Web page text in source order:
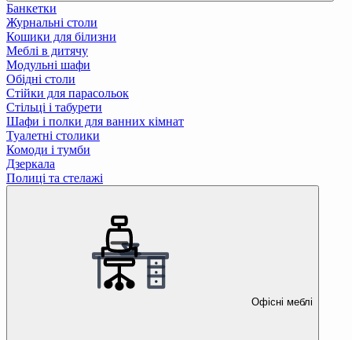
Банкетки
Журнальні столи
Кошики для білизни
Меблі в дитячу
Модульні шафи
Обідні столи
Стійки для парасольок
Стільці і табурети
Шафи і полки для ванних кімнат
Туалетні столики
Комоди і тумби
Дзеркала
Полиці та стелажі
Офісні меблі